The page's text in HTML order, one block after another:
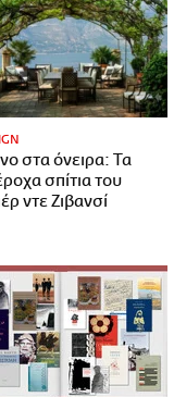
στα όνειρα: Τα
σπίτια του
ντε Ζιβανσί